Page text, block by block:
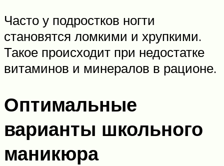
Часто у подростков ногти
становятся ломкими и хрупкими.
Такое происходит при недостатке
витаминов и минералов в рационе.
Оптимальные
варианты школьного
маникюра